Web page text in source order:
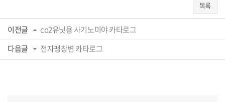
목록
이전글
co2유닛용 사기노미야 카타로그
다음글
전자팽창변 카타로그